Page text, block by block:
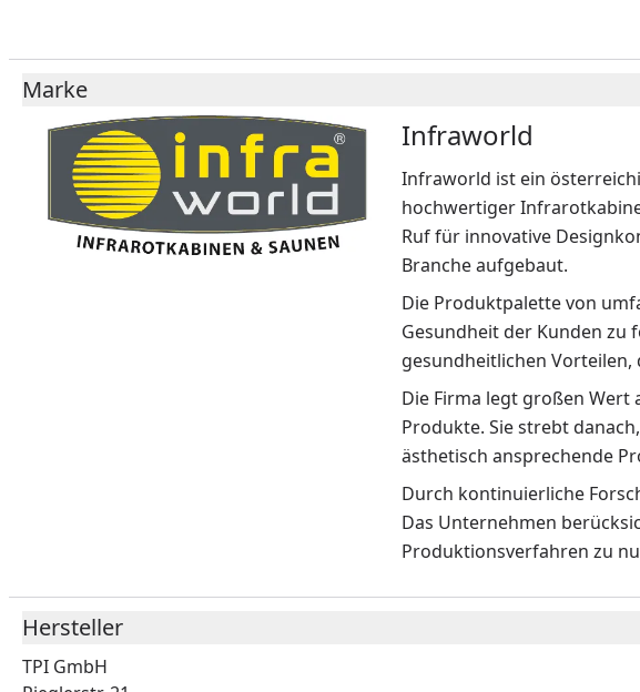
Marke
Infraworld
Infraworld ist ein
hochwertiger
Ruf für innovative
Branche aufgebaut.
Die Produktpalette von
Gesundheit der Kunden zu
gesundheitlichen
Die Firma legt großen
Produkte. Sie strebt
ästhetisch ansprechende
Durch kontinuierliche
Das Unternehmen
Produktionsverfahren zu
Hersteller
TPI GmbH